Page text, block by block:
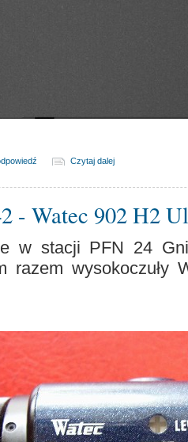
Czytaj dalej
- Watec 902 H2
w stacji PFN 24
razem wysokoczuły